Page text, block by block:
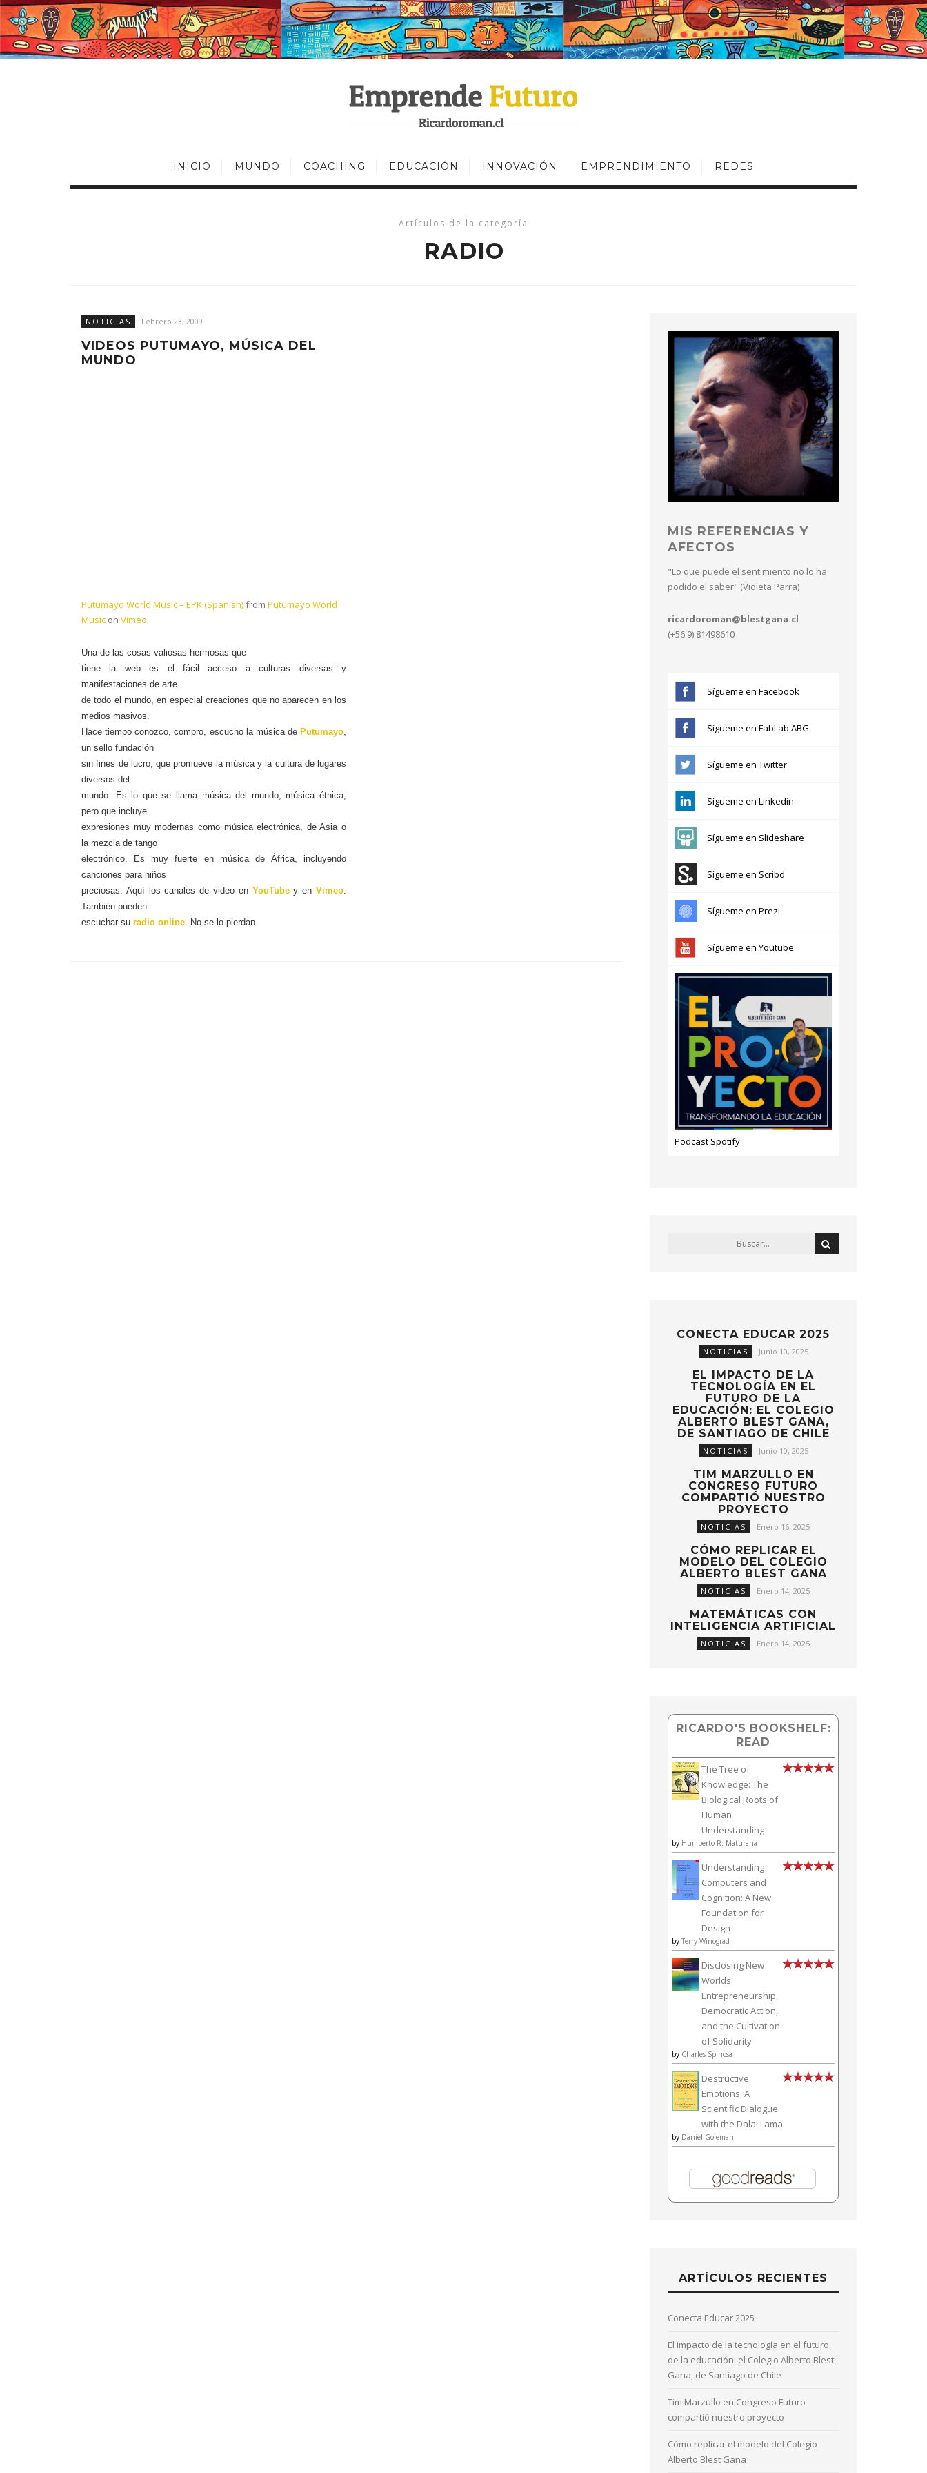
INICIO MUNDO COACHING EDUCACIÓN INNOVACIÓN EMPRENDIMIENTO REDES
Artículos de la categoría
RADIO
NOTICIAS Febrero 23, 2009
VIDEOS PUTUMAYO, MÚSICA DEL
MUNDO
Putumayo World Music – EPK (Spanish)from Putumayo World
Music on Vimeo.
Una de las cosas valiosas hermosas que
tiene la web es el fácil acceso a culturas diversas y
manifestaciones de arte
de todo el mundo, en especial creaciones que no aparecen en los
medios masivos.
Hace tiempo conozco, compro, escucho la música de Putumayo,
un sello fundación
sin fines de lucro, que promueve la música y la cultura de lugares
diversos del
mundo. Es lo que se llama música del mundo, música étnica,
pero que incluye
expresiones muy modernas como música electrónica, de Asia o
la mezcla de tango
electrónico. Es muy fuerte en música de África, incluyendo
canciones para niños
preciosas. Aquí los canales de video en YouTubey enVimeo.
También pueden
escuchar su radio online. No se lo pierdan.
MIS REFERENCIAS Y
AFECTOS
"Lo que puede el sentimiento no lo ha
podido el saber" (Violeta Parra)
ricardoroman@blestgana.cl
(+56 9) 81498610
Sígueme en Facebook
Sígueme en FabLab ABG
Sígueme en Twitter
Sígueme en Linkedin
Sígueme en Slideshare
Sígueme en Scribd
Sígueme en Prezi
Sígueme en Youtube
Podcast Spotify
CONECTA EDUCAR 2025
NOTICIAS Junio 10, 2025
EL IMPACTO DE LA
TECNOLOGÍA EN EL
FUTURO DE LA
EDUCACIÓN: EL COLEGIO
ALBERTO BLEST GANA,
DE SANTIAGO DE CHILE
NOTICIAS Junio 10, 2025
TIM MARZULLO EN
CONGRESO FUTURO
COMPARTIÓ NUESTRO
PROYECTO
NOTICIAS Enero 16, 2025
CÓMO REPLICAR EL
MODELO DEL COLEGIO
ALBERTO BLEST GANA
NOTICIAS Enero 14, 2025
MATEMÁTICAS CON
INTELIGENCIA ARTIFICIAL
NOTICIAS Enero 14, 2025
RICARDO'S BOOKSHELF:
READ
The Tree of
Knowledge: The
Biological Roots of
Human
Understanding
by Humberto R. Maturana
Understanding
Computers and
Cognition: A New
Foundation for
Design
by Terry Winograd
Disclosing New
Worlds:
Entrepreneurship,
Democratic Action,
and the Cultivation
of Solidarity
by Charles Spinosa
Destructive
Emotions: A
Scientific Dialogue
with the Dalai Lama
by Daniel Goleman
ARTÍCULOS RECIENTES
Conecta Educar 2025
El impacto de la tecnología en el futuro
de la educación: el Colegio Alberto Blest
Gana, de Santiago de Chile
Tim Marzullo en Congreso Futuro
compartió nuestro proyecto
Cómo replicar el modelo del Colegio
Alberto Blest Gana